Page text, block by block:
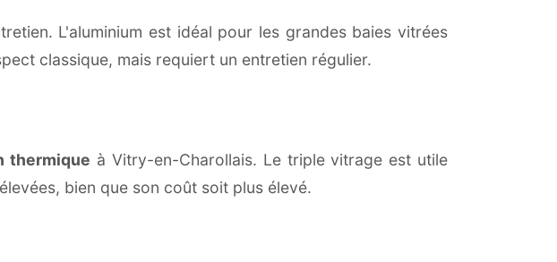
L'aluminium est idéal pour les grandes baies vitrées
classique, mais requiert un entretien régulier.
thermique à Vitry-en-Charollais. Le triple vitrage est utile
bien que son coût soit plus élevé.